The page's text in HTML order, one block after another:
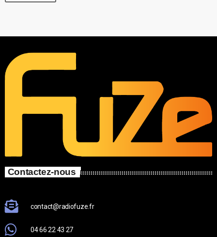
Contactez-nous
contact@radiofuze.fr
04 66 22 43 27